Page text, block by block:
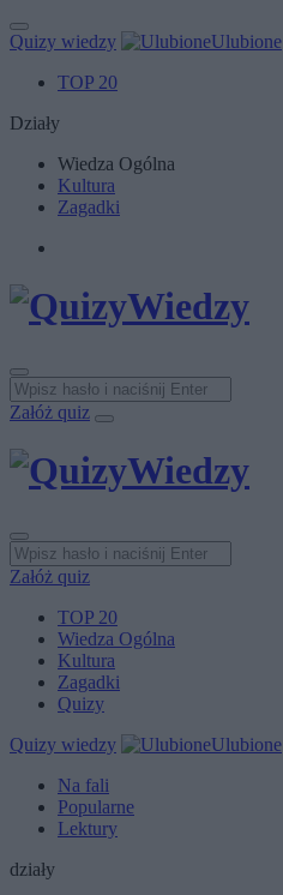
Quizy wiedzy Ulubione
TOP 20
Działy
Wiedza Ogólna
Kultura
Zagadki
Załóż quiz
Załóż quiz
TOP 20
Wiedza Ogólna
Kultura
Zagadki
Quizy
Quizy wiedzy
Ulubione
Na fali
Popularne
Lektury
działy